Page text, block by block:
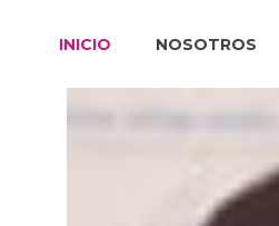
INICIO NOSOTROS